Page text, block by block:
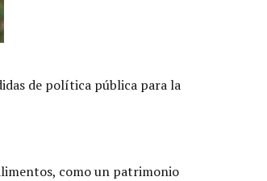
de política pública para la
como un patrimonio